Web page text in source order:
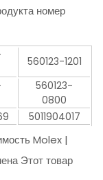
номер
560123-1201
560123-
0800
5011904017
Molex |
Этот товар